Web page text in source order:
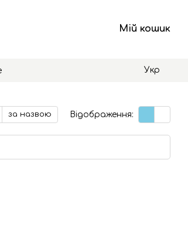
Мій кошик
Укр
за назвою Відображення: